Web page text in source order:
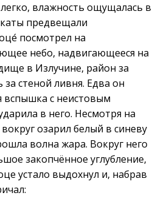
влажность ощущалась в
предвещали
посмотрел на
небо, надвигающееся на
в Излучине, район за
стеной ливня. Едва он
вспышка с неистовым
в него. Несмотря на
озарил белый в синеву
волна жара. Вокруг него
закопчённое углубление,
устало выдохнул и, набрав